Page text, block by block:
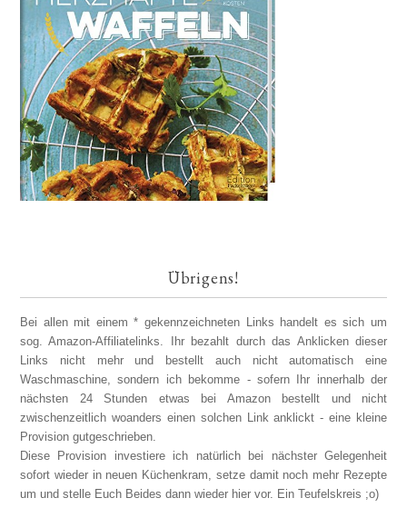
Übrigens!
Bei allen mit einem * gekennzeichneten Links handelt es sich um
sog. Amazon-Affiliatelinks. Ihr bezahlt durch das Anklicken dieser
Links nicht mehr und bestellt auch nicht automatisch eine
Waschmaschine, sondern ich bekomme - sofern Ihr innerhalb der
nächsten 24 Stunden etwas bei Amazon bestellt und nicht
zwischenzeitlich woanders einen solchen Link anklickt - eine kleine
Provision gutgeschrieben.
Diese Provision investiere ich natürlich bei nächster Gelegenheit
sofort wieder in neuen Küchenkram, setze damit noch mehr Rezepte
um und stelle Euch Beides dann wieder hier vor. Ein Teufelskreis ;o)